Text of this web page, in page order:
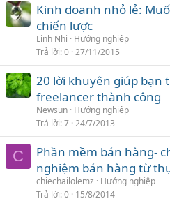
Kinh doanh nhỏ lẻ:
chiến lược
Linh Nhi
Hướng nghiệp
Trả lời 0 27/11/2015
20 lời khuyên giúp bạn
freelancer thành công
Newsun Hướng nghiệp
Trả lời 7 24/7/2013
C
Phần mềm bán hàng-
nghiệm bán hàng từ
chiechailolemz
Hướng nghiệp
Trả lời 0 15/8/2014